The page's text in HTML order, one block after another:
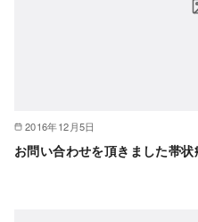
2016年12月5日
お問い合わせを頂きました帯